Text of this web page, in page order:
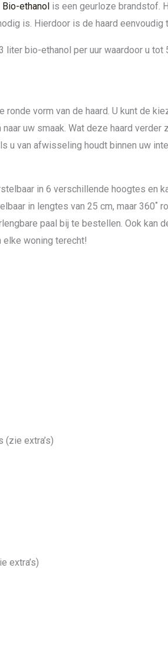
Bio-ethanol is een geurloze brandstof.
is. Hierdoor is de haard eenvoudig
bio-ethanol per uur waardoor u tot
vorm van de haard. U kunt de
uw smaak. Wat deze haard verder
u van afwisseling houdt binnen uw
in 6 verschillende hoogtes en
in lengtes van 25 cm, maar 360˚
paal bij te bestellen. Ook kan
elke woning terecht!
extra’s)
extra’s)